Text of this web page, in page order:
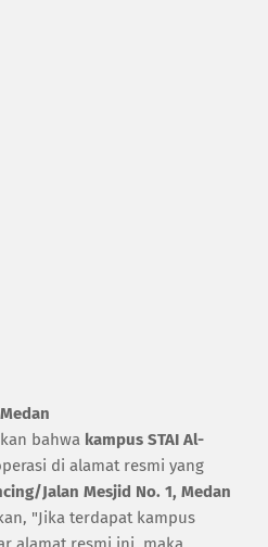
bahwa kampus STAI Al-
di alamat resmi yang
Jalan Mesjid No. 1, Medan
"Jika terdapat kampus